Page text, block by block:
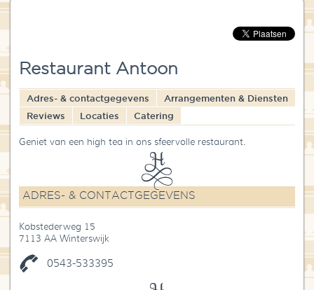
Over High Tea Wereld
Contact
Restaurant Antoon
Adres- & contactgegevens
Arrangementen & Diensten
Reviews
Locaties Catering
Geniet van een high tea in ons sfeervolle restaurant.
ADRES- & CONTACTGEGEVENS
Kobstederweg 15
7113 AA Winterswijk
0543-533395